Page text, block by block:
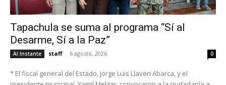
Tapachula se suma al programa “Sí al
Desarme, Sí a la Paz”
Al Instante staff - 6 agosto, 2026 0
* El fiscal general del Estado, Jorge Luis Llaven Abarca, y el